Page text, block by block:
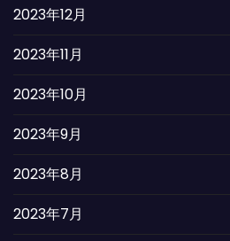
2023年12月
2023年11月
2023年10月
2023年9月
2023年8月
2023年7月